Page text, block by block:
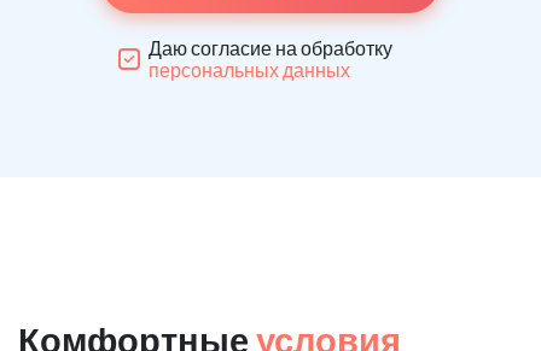
Даю согласие на обработку
персональных данных
Комфортные условия